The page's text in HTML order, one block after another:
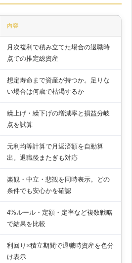
内容
月次複利で積み立てた場合の退職時
点での推定総資産
想定寿命まで資産が持つか。足りな
い場合は何歳で枯渇するか
繰上げ・繰下げの増減率と損益分岐
点を試算
元利均等計算で月返済額を自動算
出。退職後またぎも対応
楽観・中立・悲観を同時表示。どの
条件でも安心かを確認
4%ルール・定額・定率など複数戦略
で結果を比較
利回り×積立期間で退職時資産を色分
け表示